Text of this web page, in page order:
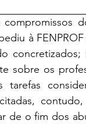
à
sobre os
de o fim dos